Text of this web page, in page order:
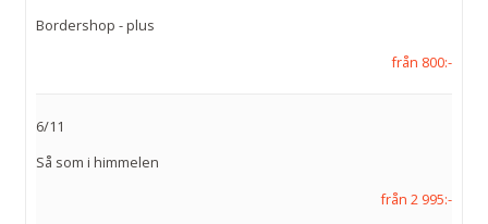
Bordershop - plus
från 800:-
6/11
Så som i himmelen
från 2 995:-